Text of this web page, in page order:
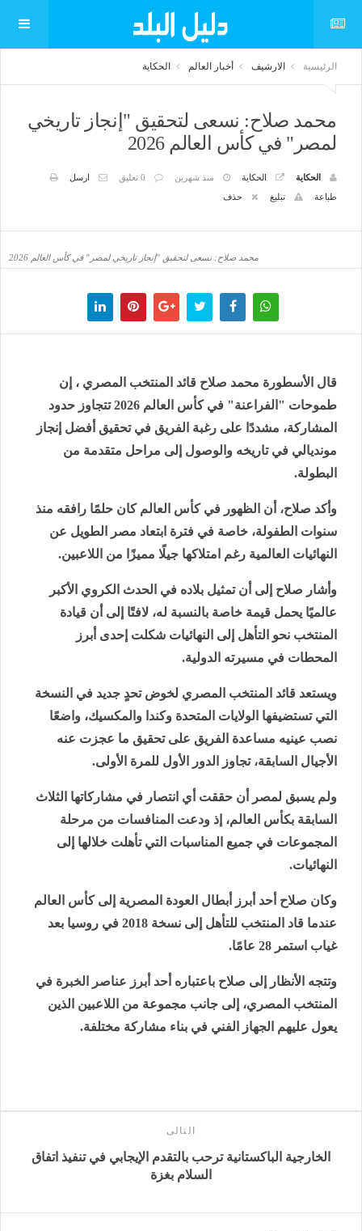
الرئيسية الارشيف أخبار العالم الحكاية
محمد صلاح: نسعى لتحقيق "إنجاز تاريخي
لمصر" في كأس العالم 2026
الحكاية الحكاية منذ شهرين 0 تعليق
ارسل
طباعة
تبليغ حذف
محمد صلاح: نسعى لتحقيق "إنجاز تاريخي لمصر" في كأس العالم 2026
قال الأسطورة محمد صلاح قائد المنتخب المصري ، إن
طموحات "الفراعنة" في كأس العالم 2026 تتجاوز حدود
المشاركة، مشددًا على رغبة الفريق في تحقيق أفضل إنجاز
مونديالي في تاريخه والوصول إلى مراحل متقدمة من
البطولة.
وأكد صلاح، أن الظهور في كأس العالم كان حلمًا رافقه منذ
سنوات الطفولة، خاصة في فترة ابتعاد مصر الطويل عن
النهائيات العالمية رغم امتلاكها جيلًا مميزًا من اللاعبين.
وأشار صلاح إلى أن تمثيل بلاده في الحدث الكروي الأكبر
عالميًا يحمل قيمة خاصة بالنسبة له، لافتًا إلى أن قيادة
المنتخب نحو التأهل إلى النهائيات شكلت إحدى أبرز
المحطات في مسيرته الدولية.
ويستعد قائد المنتخب المصري لخوض تحدٍ جديد في النسخة
التي تستضيفها الولايات المتحدة وكندا والمكسيك، واضعًا
نصب عينيه مساعدة الفريق على تحقيق ما عجزت عنه
الأجيال السابقة، تجاوز الدور الأول للمرة الأولى.
ولم يسبق لمصر أن حققت أي انتصار في مشاركاتها الثلاث
السابقة بكأس العالم، إذ ودعت المنافسات من مرحلة
المجموعات في جميع المناسبات التي تأهلت خلالها إلى
النهائيات.
وكان صلاح أحد أبرز أبطال العودة المصرية إلى كأس العالم
عندما قاد المنتخب للتأهل إلى نسخة 2018 في روسيا بعد
غياب استمر 28 عامًا.
وتتجه الأنظار إلى صلاح باعتباره أحد أبرز عناصر الخبرة في
المنتخب المصري، إلى جانب مجموعة من اللاعبين الذين
يعول عليهم الجهاز الفني في بناء مشاركة مختلفة.
التالى
الخارجية الباكستانية ترحب بالتقدم الإيجابي في تنفيذ اتفاق
السلام بغزة